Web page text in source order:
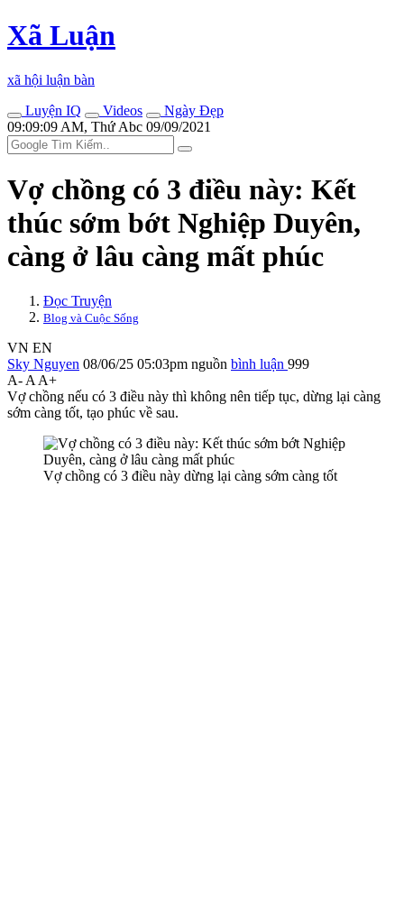
Xã Luận
xã hội luận bàn
Luyện IQ
Videos
Ngày Đẹp
09:09:09 AM, Thứ Abc 09/09/2021
Vợ chồng có 3 điều này: Kết
thúc sớm bớt Nghiệp Duyên,
càng ở lâu càng mất phúc
Đọc Truyện
Blog và Cuộc Sống
VN EN
Sky Nguyen 08/06/25 05:03pm nguồn bình luận 999
A- A A+
Vợ chồng nếu có 3 điều này thì không nên tiếp tục, dừng lại càng
sớm càng tốt, tạo phúc về sau.
Vợ chồng có 3 điều này dừng lại càng sớm càng tốt